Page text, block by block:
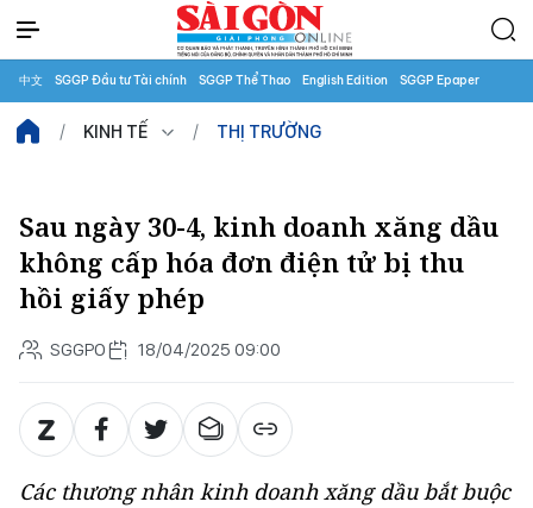
中文 SGGP Đầu tư Tài chính SGGP Thể Thao English Edition SGGP Epaper
KINH TẾ THỊ TRƯỜNG
Sau ngày 30-4, kinh doanh xăng dầu
không cấp hóa đơn điện tử bị thu
hồi giấy phép
SGGPO 18/04/2025 09:00
Các thương nhân kinh doanh xăng dầu bắt buộc